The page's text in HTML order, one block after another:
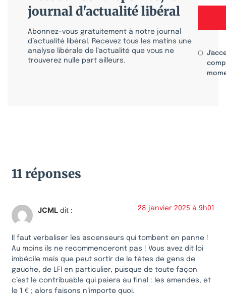
journal d'actualité libéral
Abonnez-vous gratuitement à notre journal
d’actualité libéral. Recevez tous les matins une
analyse libérale de l’actualité que vous ne
trouverez nulle part ailleurs.
11 réponses
JCML dit : 28 janvier 2025 à 9h01
Il faut verbaliser les ascenseurs qui tombent en panne !
Au moins ils ne recommenceront pas ! Vous avez dit loi
imbécile mais que peut sortir de la têtes de gens de
gauche, de LFI en particulier, puisque de toute façon
c’est le contribuable qui paiera au final : les amendes, et
le 1 € ; alors faisons n’importe quoi.